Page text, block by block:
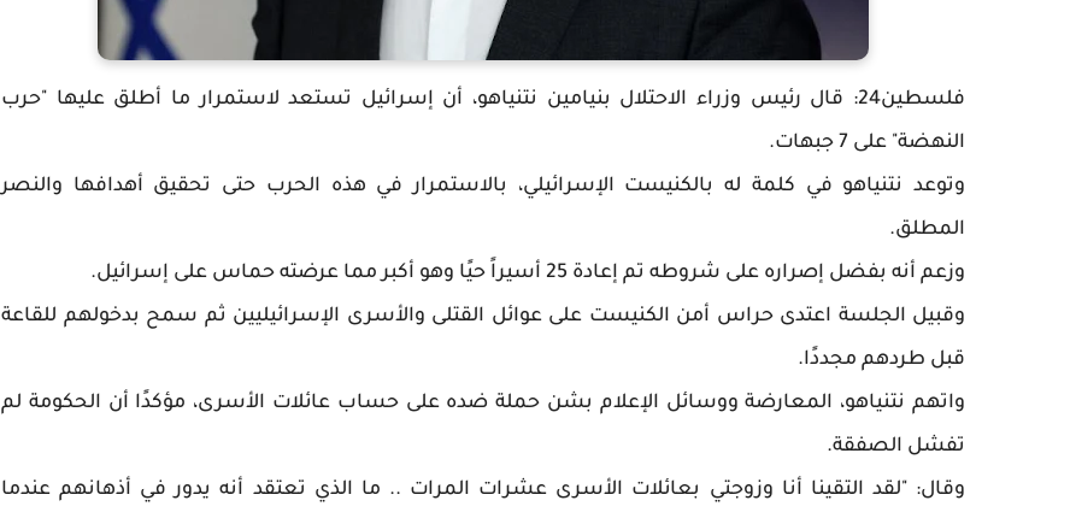
فلسطين24: قال رئيس وزراء الاحتلال بنيامين نتنياهو، أن إسرائيل تستعد لاستمرار ما أطلق عليها "حرب
النهضة" على 7 جبهات.
وتوعد نتنياهو في كلمة له بالكنيست الإسرائيلي، بالاستمرار في هذه الحرب حتى تحقيق أهدافها والنصر
المطلق.
وزعم أنه بفضل إصراره على شروطه تم إعادة 25 أسيراً حيًا وهو أكبر مما عرضته حماس على إسرائيل.
وقبيل الجلسة اعتدى حراس أمن الكنيست على عوائل القتلى والأسرى الإسرائيليين ثم سمح بدخولهم للقاعة
قبل طردهم مجددًا.
واتهم نتنياهو، المعارضة ووسائل الإعلام بشن حملة ضده على حساب عائلات الأسرى، مؤكدًا أن الحكومة لم
تفشل الصفقة.
وقال: "لقد التقينا أنا وزوجتي بعائلات الأسرى عشرات المرات .. ما الذي تعتقد أنه يدور في أذهانهم عندما